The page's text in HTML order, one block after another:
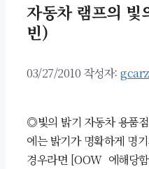
자동차 램프의 빛
빈)
03/27/2010 작성자:
◎빛의 밝기 자동차 용품
에는 밝기가 명확하게 명
경우라면 [OOW 에해당